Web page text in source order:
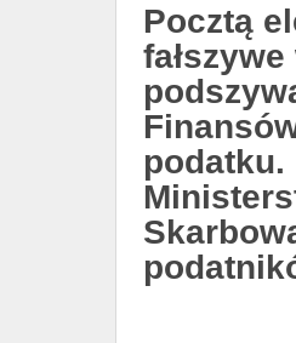
Pocztą
podatku.